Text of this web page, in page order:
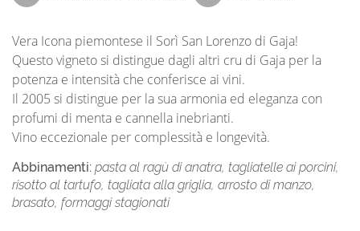
Vera Icona piemontese il Sorì San Lorenzo di Gaja!
Questo vigneto si distingue dagli altri cru di Gaja per la
potenza e intensità che conferisce ai vini.
Il 2005 si distingue per la sua armonia ed eleganza con
profumi di menta e cannella inebrianti.
Vino eccezionale per complessità e longevità.
Abbinamenti: pasta al ragù di anatra, tagliatelle ai porcini,
risotto al tartufo, tagliata alla griglia, arrosto di manzo,
brasato, formaggi stagionati